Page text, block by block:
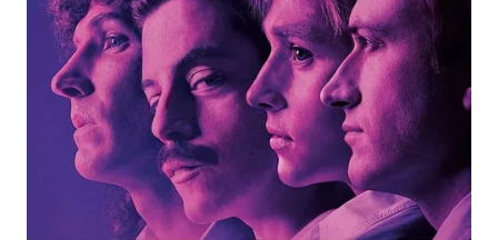
WN
LANGKAT
WN
TAPANULI
SELATAN